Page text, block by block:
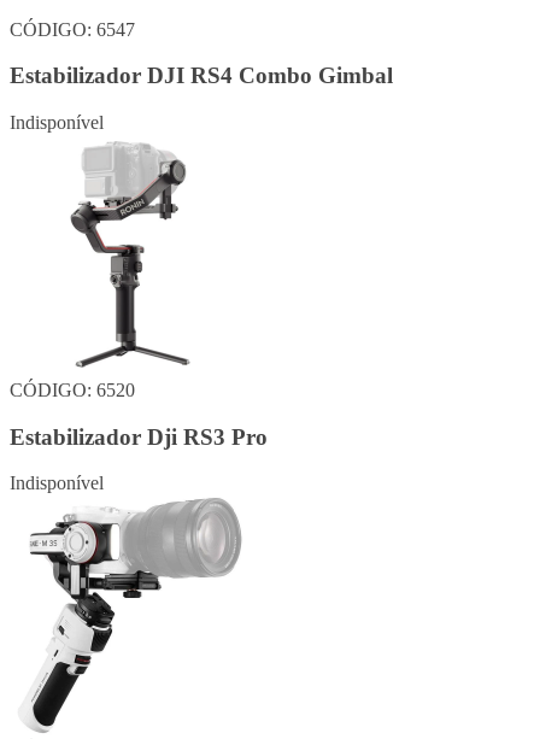
CÓDIGO: 6547
Estabilizador DJI RS4 Combo Gimbal
Indisponível
CÓDIGO: 6520
Estabilizador Dji RS3 Pro
Indisponível